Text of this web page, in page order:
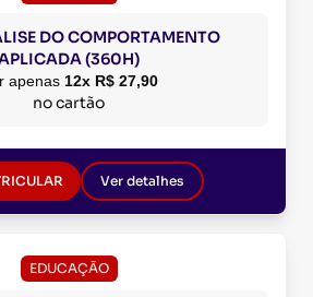
DO COMPORTAMENTO
(360H)
apenas 12x R$ 27,90
no cartão
Ver detalhes
EDUCAÇÃO